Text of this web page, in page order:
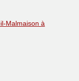
Malmaison à